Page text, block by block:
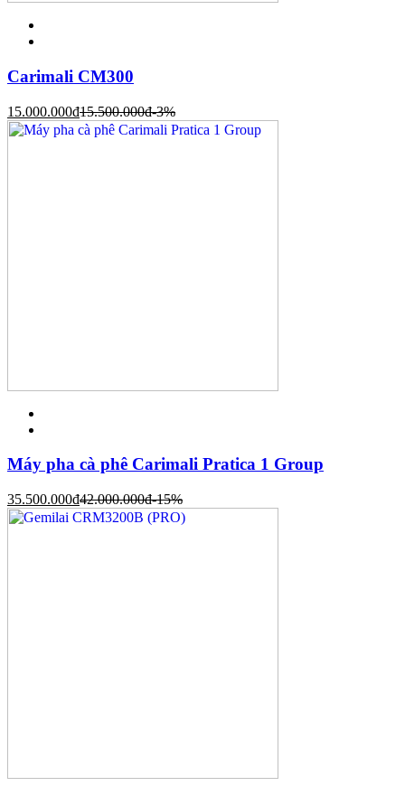
Carimali CM300
15.000.000đ15.500.000đ-3%
Máy pha cà phê Carimali Pratica 1 Group
35.500.000đ42.000.000đ-15%